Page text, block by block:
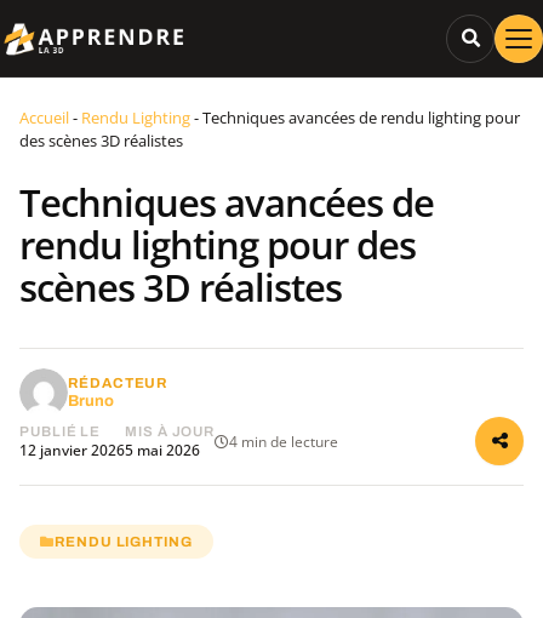
Accueil- Rendu Lighting-Techniques avancées de rendu lighting pour
des scènes 3D réalistes
Techniques avancées de
rendu lighting pour des
scènes 3D réalistes
RÉDACTEUR
Bruno
PUBLIÉ LE
12 janvier 2026
MIS À JOUR
5 mai 2026 4 min de lecture
RENDU LIGHTING